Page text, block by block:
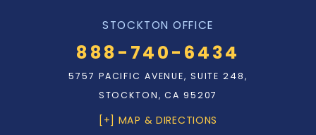
STOCKTON OFFICE
888-740-6434
5757 PACIFIC AVENUE, SUITE 248,
STOCKTON, CA 95207
[+] MAP & DIRECTIONS